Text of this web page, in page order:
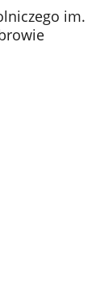
im.